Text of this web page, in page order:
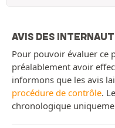
AVIS DES
Pour pouvoir évaluer ce
préalablement avoir
informons que les avis
procédure de contrôle.
chronologique